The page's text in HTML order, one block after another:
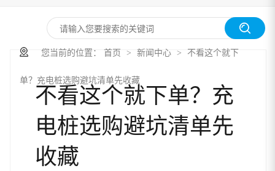
您当前的位置： 首页 > 新闻中心 > 不看这个就下
单？充电桩选购避坑清单先收藏
不看这个就下单？充
电桩选购避坑清单先
收藏